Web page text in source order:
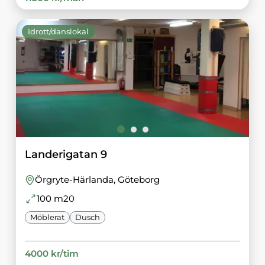
Idrott/danslokal
Landerigatan 9
Örgryte-Härlanda, Göteborg
100m20
Möblerat Dusch
4000kr/tim